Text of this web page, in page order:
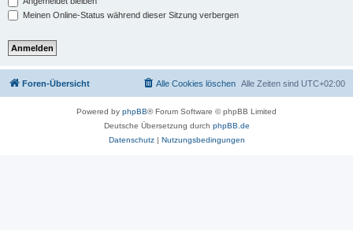
Meinen Online-Status während dieser Sitzung verbergen
Foren-Übersicht Alle Zeiten sind UTC+02:00
Alle Cookies löschen
Powered by phpBB® Forum Software © phpBB Limited
Deutsche Übersetzung durch phpBB.de
Datenschutz| Nutzungsbedingungen